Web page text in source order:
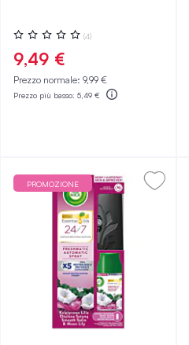
Valutazione:
0%
(4)
9,49 €
Prezzo normale: 9,99 €
Prezzo più basso: 5,49 €
PROMOZIONE